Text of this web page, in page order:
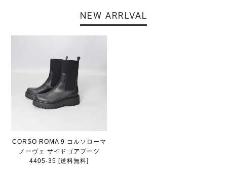
NEW ARRLVAL
CORSO ROMA 9 コルソローマ
ノーヴェ サイドゴアブーツ
4405-35 [送料無料]